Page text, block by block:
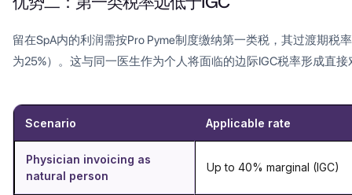
留在SpA内的利润需按Pro Pyme制度缴纳第一类税，其过渡期税
为25%）。这与同一医生作为个人将面临的边际IGC税率形成直接
Scenario Applicable rate
Physician invoicing as
natural person
Up to 40% marginal (IGC)